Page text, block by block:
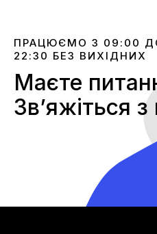
ПРАЦЮЄМО З 09:00
22:30 БЕЗ ВИХІДНИХ
Маєте
Звʼяжіться